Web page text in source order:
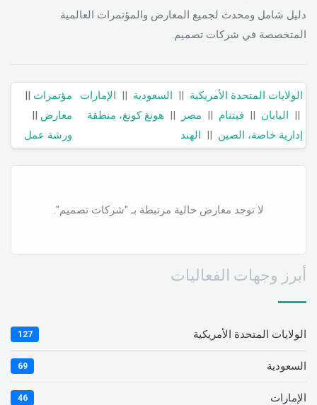
دليل شامل ومحدث لجميع المعارض والمؤتمرات العالمية
المتخصصة في شركات تصميم.
الولايات المتحدة الأمريكية || السعودية || الإمارات
|| اليابان || فيتنام || مصر || هونغ كونغ، منطقة
إدارية خاصة، الصين || الهند
مؤتمرات ||
معارض ||
ورشة عمل
لا توجد معارض حالية مرتبطة بـ "شركات تصميم".
أبرز وجهات الفعاليات
الولايات المتحدة الأمريكية 127
السعودية 69
الإمارات 46